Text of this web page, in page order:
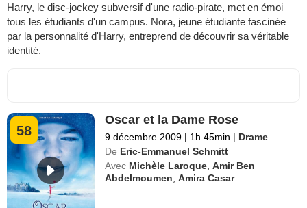
Harry, le disc-jockey subversif d'une radio-pirate, met en émoi
tous les étudiants d'un campus. Nora, jeune étudiante fascinée
par la personnalité d'Harry, entreprend de découvrir sa véritable
identité.
58
Oscar et la Dame Rose
9 décembre 2009 | 1h 45min | Drame
De Eric-Emmanuel Schmitt
Avec Michèle Laroque ,Amir Ben
Abdelmoumen ,Amira Casar